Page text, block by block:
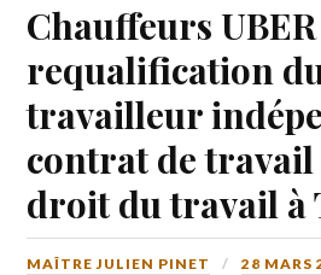
Chauffeurs
requalification
travailleur
contrat de travail
droit du travail à
MAÎTRE JULIEN PINET 28 MARS